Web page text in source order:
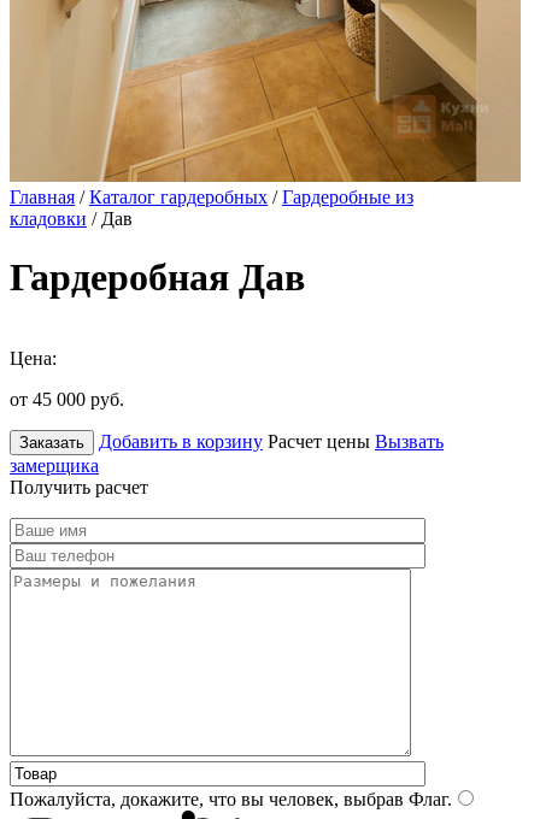
Главная /Каталог гардеробных /Гардеробные из
кладовки / Дав
Гардеробная Дав
Цена:
от 45 000 руб.
Заказать Добавить в корзину Расчет цены Вызвать
замерщика
Получить расчет
Пожалуйста, докажите, что вы человек, выбрав Флаг.